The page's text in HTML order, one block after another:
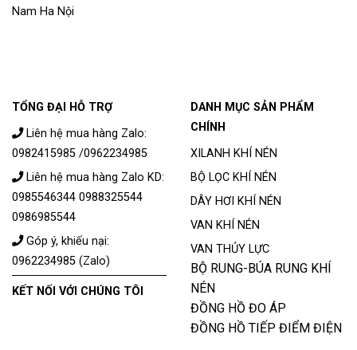
Nam Ha Nội
TỔNG ĐẠI HỖ TRỢ
Liên hệ mua hàng Zalo:
0982415985 /0962234985
Liên hệ mua hàng Zalo KD:
0985546344 0988325544
0986985544
Góp ý, khiếu nại:
0962234985 (Zalo)
KẾT NỐI VỚI CHÚNG TÔI
DANH MỤC SẢN PHẨM
CHÍNH
XILANH KHÍ NÉN
BỘ LỌC KHÍ NÉN
DÂY HƠI KHÍ NÉN
VAN KHÍ NÉN
VAN THỦY LỰC
BỘ RUNG-BÚA RUNG KHÍ
NÉN
ĐỒNG HỒ ĐO ÁP
ĐỒNG HỒ TIẾP ĐIỂM ĐIỆN